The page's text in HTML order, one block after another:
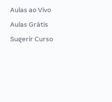
Aulas ao Vivo
Aulas Grátis
Sugerir Curso